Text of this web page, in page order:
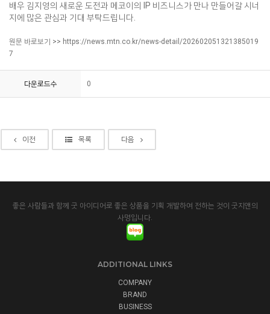
배우 김지영의 새로운 도전과 메코이의 IP 비즈니스가 만나 만들어갈 시너
지에 많은 관심과 기대 부탁드립니다.
원문 바로보기 >> https://news.mtn.co.kr/news-detail/202602051321385019
7
다운로드수 0
이전 목록 다음
좋은 사람들과 함께 굿 아이디어로 좋은 상품을 기획 개발하여 전하는 것이 굿지앤의
사명입니다.
ADDITIONAL LINKS
COMPANY
BRAND
BUSINESS